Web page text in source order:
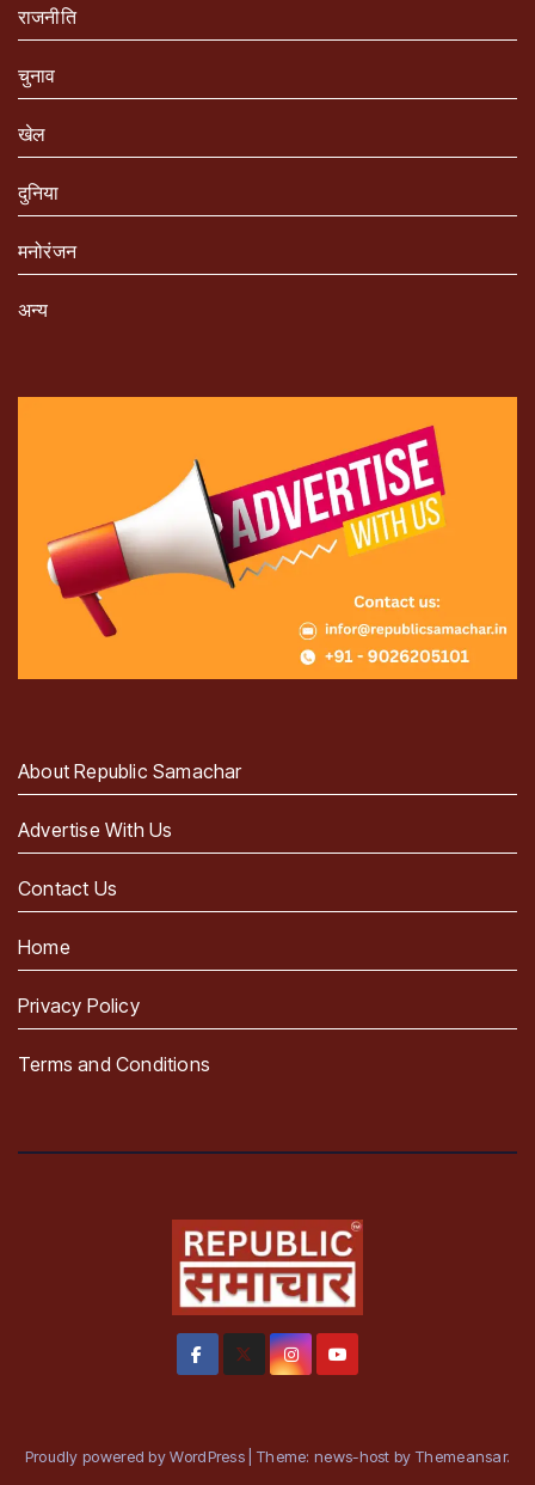
राजनीति
चुनाव
खेल
दुनिया
मनोरंजन
अन्य
About Republic Samachar
Advertise With Us
Contact Us
Home
Privacy Policy
Terms and Conditions
Proudly powered by WordPress Theme: news-host by Themeansar.